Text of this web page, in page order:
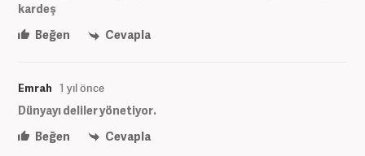
kardeş
Beğen
Cevapla
Emrah 1 yıl önce
Dünyayı deliler yönetiyor.
Beğen
Cevapla